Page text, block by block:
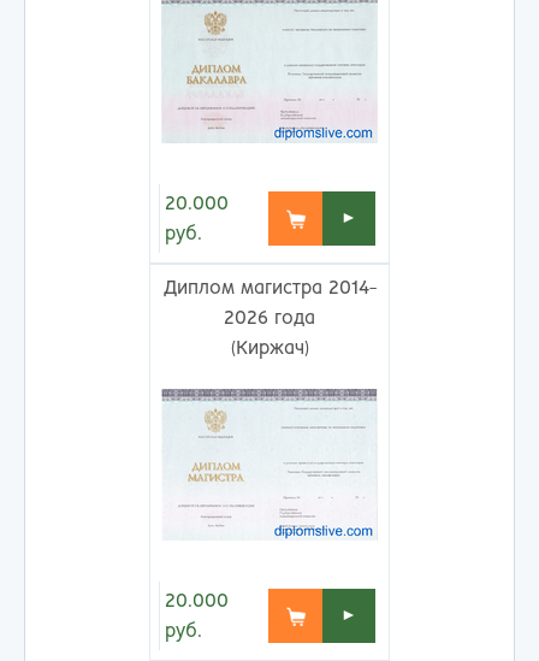
20.000
руб.
►
Диплом магистра 2014-
2026 года
(Киржач)
20.000
руб.
►